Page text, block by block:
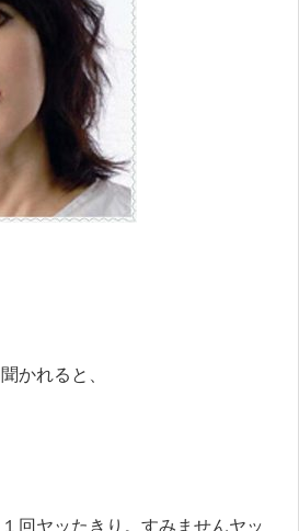
かれると、
回ヤッたきり。すみませんヤッ